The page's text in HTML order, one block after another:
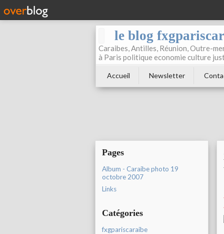
le blog
Caraibes, Antilles, Réunion, Outre-
à Paris politique economie culture
Accueil Newsletter
Pages
Album - Caraibe photo 19
octobre 2007
Links
Catégories
fxgpariscaraibe